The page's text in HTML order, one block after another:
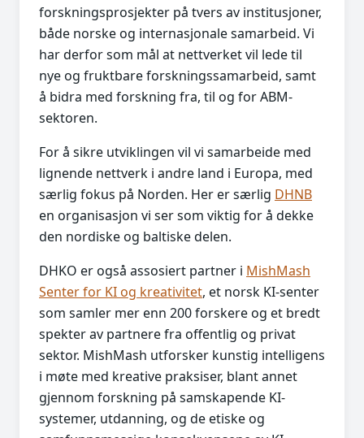
forskningsprosjekter på tvers av institusjoner,
både norske og internasjonale samarbeid. Vi
har derfor som mål at nettverket vil lede til
nye og fruktbare forskningssamarbeid, samt
å bidra med forskning fra, til og for ABM-
sektoren.
For å sikre utviklingen vil vi samarbeide med
lignende nettverk i andre land i Europa, med
særlig fokus på Norden. Her er særlig DHNB
en organisasjon vi ser som viktig for å dekke
den nordiske og baltiske delen.
DHKO er også assosiert partner i MishMash
Senter for KI og kreativitet, et norsk KI-senter
som samler mer enn 200 forskere og et bredt
spekter av partnere fra offentlig og privat
sektor. MishMash utforsker kunstig intelligens
i møte med kreative praksiser, blant annet
gjennom forskning på samskapende KI-
systemer, utdanning, og de etiske og